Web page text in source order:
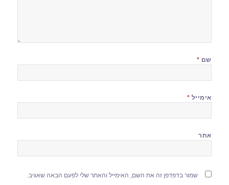
שם *
אימייל *
אתר
שמור בדפדפן זה את השם, האימייל והאתר שלי לפעם הבאה שאגיב.